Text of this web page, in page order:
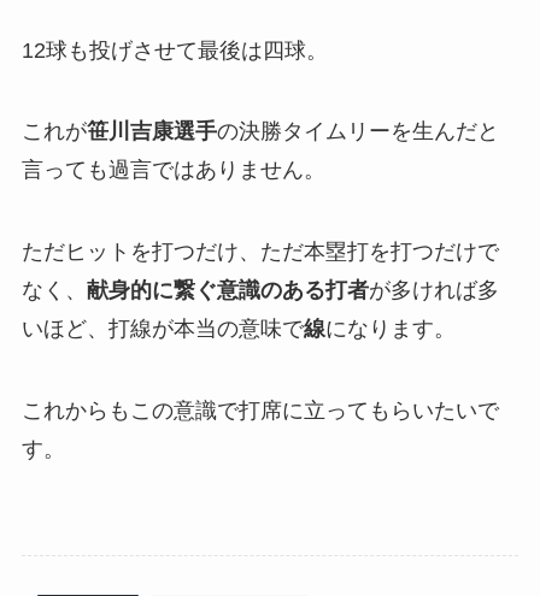
12球も投げさせて最後は四球。
これが笹川吉康選手の決勝タイムリーを生んだと
言っても過言ではありません。
ただヒットを打つだけ、ただ本塁打を打つだけで
なく、 献身的に繋ぐ意識のある打者が多ければ多
いほど、打線が本当の意味で線になります。
これからもこの意識で打席に立ってもらいたいで
す。